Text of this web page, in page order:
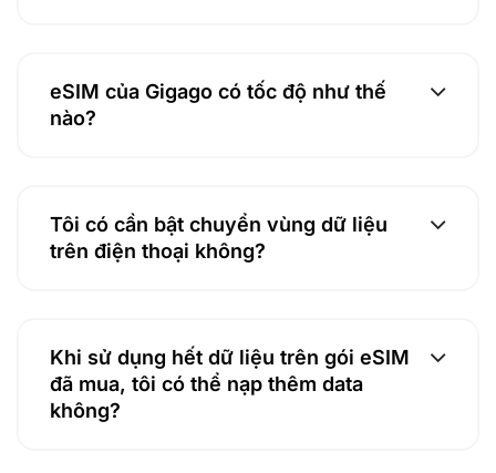
eSIM của Gigago có tốc độ như thế
nào?
Tôi có cần bật chuyển vùng dữ liệu
trên điện thoại không?
Khi sử dụng hết dữ liệu trên gói eSIM
đã mua, tôi có thể nạp thêm data
không?